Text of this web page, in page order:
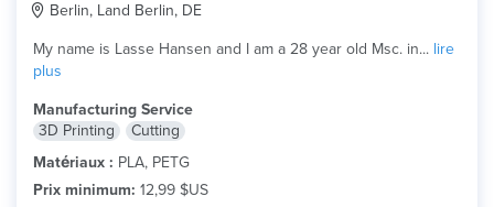
Berlin, Land Berlin, DE
My name is Lasse Hansen and I am a 28 year old Msc. in... lire
plus
Manufacturing Service
3D Printing
Cutting
Matériaux : PLA, PETG
Prix minimum: 12,99 $US